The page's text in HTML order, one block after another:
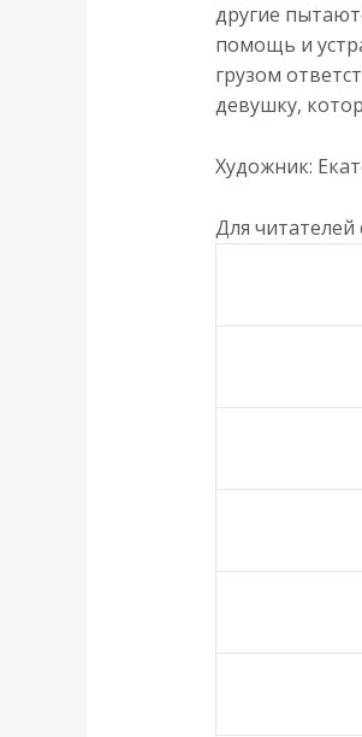
другие
помощь и
грузом
девушку,
Художник:
Для читателей